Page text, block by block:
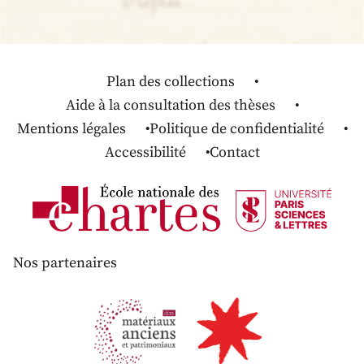
Plan des collections
Aide à la consultation des thèses
Mentions légales
Politique de confidentialité
Accessibilité
Contact
Nos partenaires